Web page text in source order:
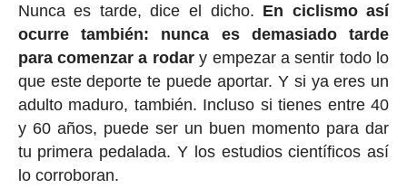
Nunca es tarde, dice el dicho. En ciclismo así
ocurre también: nunca es demasiado tarde
para comenzar a rodary empezar a sentir todo lo
que este deporte te puede aportar. Y si ya eres un
adulto maduro, también. Incluso si tienes entre 40
y 60 años, puede ser un buen momento para dar
tu primera pedalada. Y los estudios científicos así
lo corroboran.